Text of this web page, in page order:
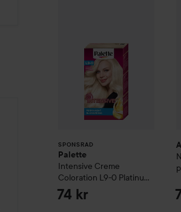
SPONSRAD
Palette
Intensive Creme
Coloration L9-0 Platinum
Blonde
74 kr